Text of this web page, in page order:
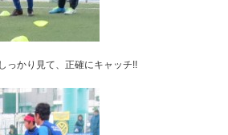
っかり見て、正確にキャッチ!!